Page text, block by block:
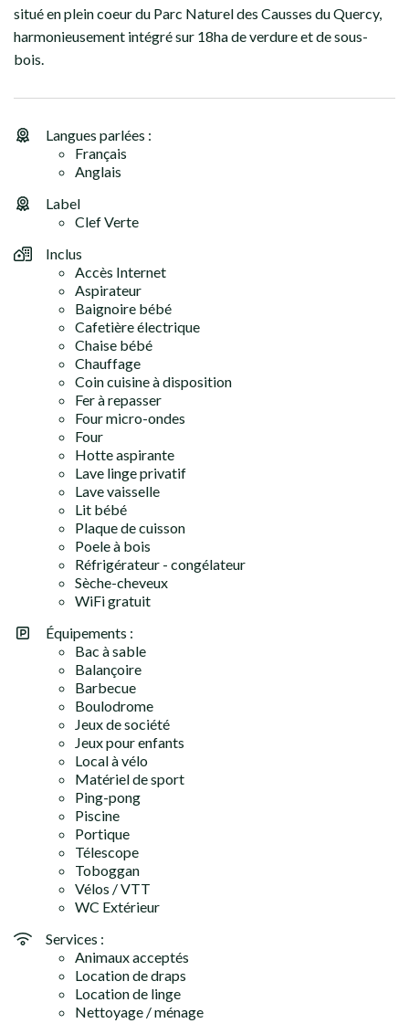
situé en plein coeur du Parc Naturel des Causses du Quercy,
harmonieusement intégré sur 18ha de verdure et de sous-
bois.
Langues parlées :
Français
Anglais
Label
Clef Verte
Inclus
Accès Internet
Aspirateur
Baignoire bébé
Cafetière électrique
Chaise bébé
Chauffage
Coin cuisine à disposition
Fer à repasser
Four micro-ondes
Four
Hotte aspirante
Lave linge privatif
Lave vaisselle
Lit bébé
Plaque de cuisson
Poele à bois
Réfrigérateur - congélateur
Sèche-cheveux
WiFi gratuit
Équipements :
Bac à sable
Balançoire
Barbecue
Boulodrome
Jeux de société
Jeux pour enfants
Local à vélo
Matériel de sport
Ping-pong
Piscine
Portique
Télescope
Toboggan
Vélos / VTT
WC Extérieur
Services :
Animaux acceptés
Location de draps
Location de linge
Nettoyage / ménage